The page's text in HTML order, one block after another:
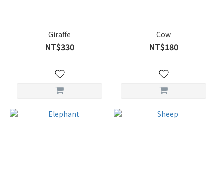
Giraffe
NT$330
Cow
NT$180